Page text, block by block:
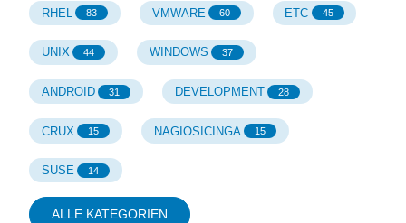
RHEL 83 VMWARE 60 ETC 45
UNIX 44 WINDOWS 37
ANDROID 31 DEVELOPMENT 28
CRUX 15 NAGIOSICINGA 15
SUSE 14
ALLE KATEGORIEN